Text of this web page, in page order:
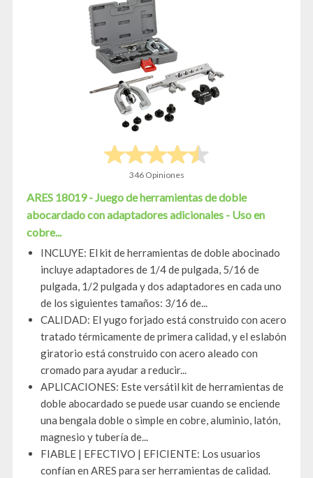
346 Opiniones
ARES 18019 - Juego de herramientas de doble
abocardado con adaptadores adicionales - Uso en
cobre...
INCLUYE: El kit de herramientas de doble abocinado
incluye adaptadores de 1/4 de pulgada, 5/16 de
pulgada, 1/2 pulgada y dos adaptadores en cada uno
de los siguientes tamaños: 3/16 de...
CALIDAD: El yugo forjado está construido con acero
tratado térmicamente de primera calidad, y el eslabón
giratorio está construido con acero aleado con
cromado para ayudar a reducir...
APLICACIONES: Este versátil kit de herramientas de
doble abocardado se puede usar cuando se enciende
una bengala doble o simple en cobre, aluminio, latón,
magnesio y tubería de...
FIABLE | EFECTIVO | EFICIENTE: Los usuarios
confían en ARES para ser herramientas de calidad.